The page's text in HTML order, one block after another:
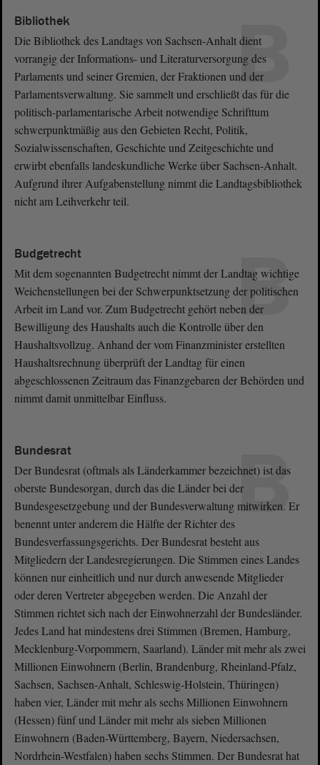
B
Bibliothek
Die Bibliothek des Landtags von Sachsen-Anhalt dient
vorrangig der Informations- und Literaturversorgung des
Parlaments und seiner Gremien, der Fraktionen und der
Parlamentsverwaltung. Sie sammelt und erschließt das für die
politisch-parlamentarische Arbeit notwendige Schrifttum
schwerpunktmäßig aus den Gebieten Recht, Politik,
Sozialwissenschaften, Geschichte und Zeitgeschichte und
erwirbt ebenfalls landeskundliche Werke über Sachsen-Anhalt.
Aufgrund ihrer Aufgabenstellung nimmt die Landtagsbibliothek
nicht am Leihverkehr teil.
B
Budgetrecht
Mit dem sogenannten Budgetrecht nimmt der Landtag wichtige
Weichenstellungen bei der Schwerpunktsetzung der politischen
Arbeit im Land vor. Zum Budgetrecht gehört neben der
Bewilligung des Haushalts auch die Kontrolle über den
Haushaltsvollzug. Anhand der vom Finanzminister erstellten
Haushaltsrechnung überprüft der Landtag für einen
abgeschlossenen Zeitraum das Finanzgebaren der Behörden und
nimmt damit unmittelbar Einfluss.
B
Bundesrat
Der Bundesrat (oftmals als Länderkammer bezeichnet) ist das
oberste Bundesorgan, durch das die Länder bei der
Bundesgesetzgebung und der Bundesverwaltung mitwirken. Er
benennt unter anderem die Hälfte der Richter des
Bundesverfassungsgerichts. Der Bundesrat besteht aus
Mitgliedern der Landesregierungen. Die Stimmen eines Landes
können nur einheitlich und nur durch anwesende Mitglieder
oder deren Vertreter abgegeben werden. Die Anzahl der
Stimmen richtet sich nach der Einwohnerzahl der Bundesländer.
Jedes Land hat mindestens drei Stimmen (Bremen, Hamburg,
Mecklenburg-Vorpommern, Saarland). Länder mit mehr als zwei
Millionen Einwohnern (Berlin, Brandenburg, Rheinland-Pfalz,
Sachsen, Sachsen-Anhalt, Schleswig-Holstein, Thüringen)
haben vier, Länder mit mehr als sechs Millionen Einwohnern
(Hessen) fünf und Länder mit mehr als sieben Millionen
Einwohnern (Baden-Württemberg, Bayern, Niedersachsen,
Nordrhein-Westfalen) haben sechs Stimmen. Der Bundesrat hat